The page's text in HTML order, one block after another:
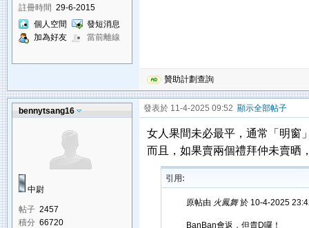
註冊時間 29-6-2015
個人空間
發短消息
加為好友
當前離線
贊助計劃查詢
bennytsang16
中尉
帖子 2457
積分 66720
發表於 11-4-2025 09:52 顯示全部帖子
女人果間未必最平，通常「明窗
而且，如果賣兩個禮拜仲未賣晒
引用:
原帖由 火鳳舞於 10-4-2025
BanBan會返，但貴D囉！